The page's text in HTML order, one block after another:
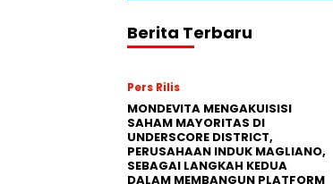
Berita Terbaru
Pers Rilis
MONDEVITA MENGAKUISISI
SAHAM MAYORITAS DI
UNDERSCORE DISTRICT,
PERUSAHAAN INDUK MAGLIANO,
SEBAGAI LANGKAH KEDUA
DALAM MEMBANGUN PLATFORM